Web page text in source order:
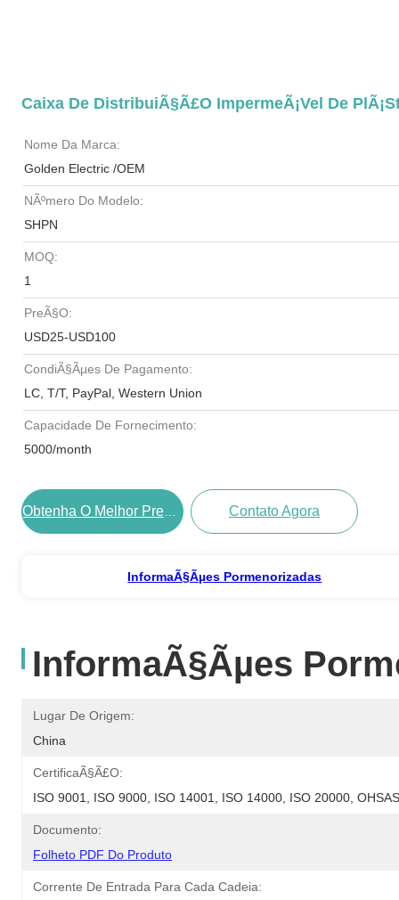
Caixa De DistribuiÃ§Ã£o ImpermeÃ¡vel De
Nome Da Marca:
Golden Electric /OEM
NÃºmero Do Modelo:
SHPN
MOQ:
1
PreÃ§o:
USD25-USD100
CondiÃ§Ãµes De Pagamento:
LC, T/T, PayPal, Western Union
Capacidade De Fornecimento:
5000/month
Obtenha O Melhor PreÃ§o Contato Agora
InformaÃ§Ãµes Pormenorizadas
InformaÃ§Ãµes
Lugar De Origem:
China
CertificaÃ§Ã£o:
ISO 9001, ISO 9000, ISO 14001, ISO 14000, ISO 20000,
Documento:
Folheto PDF Do Produto
Corrente De Entrada Para Cada Cadeia: